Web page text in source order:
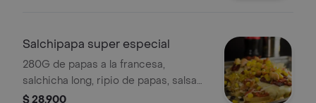
Salchipapa super especial
280G de papas a la francesa,
salchicha long, ripio de papas, salsa
rosada y salsa de la casa, tocineta,
$ 28.900